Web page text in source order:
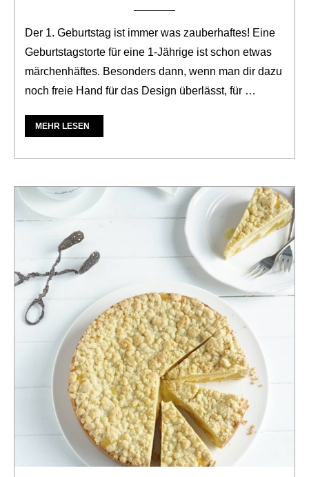
Der 1. Geburtstag ist immer was zauberhaftes! Eine
Geburtstagstorte für eine 1-Jährige ist schon etwas
märchenhäftes. Besonders dann, wenn man dir dazu
noch freie Hand für das Design überlässt, für …
MEHR LESEN